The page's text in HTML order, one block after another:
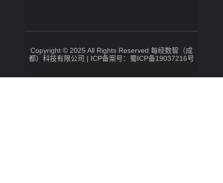
Copyright © 2025 All Rights Reserved 每经数智（成
都）科技有限公司 | ICP备案号：蜀ICP备19037216号